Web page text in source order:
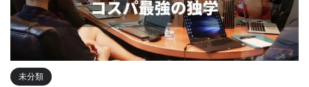
未分類